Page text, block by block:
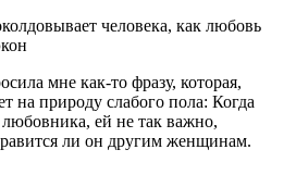
человека, как любовь
мне как-то фразу, которая,
на природу слабого пола: Когда
ей не так важно,
ли он другим женщинам.